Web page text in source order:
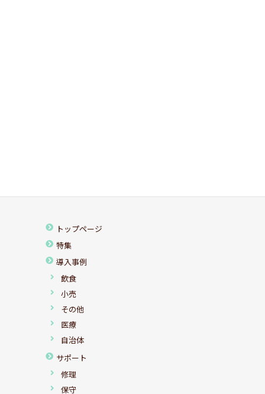
トップページ
特集
導入事例
飲食
小売
その他
医療
自治体
サポート
修理
保守